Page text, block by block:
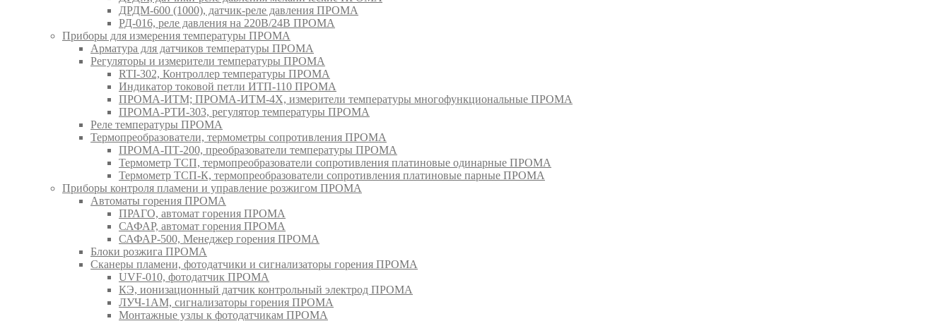
ДРДМ-600 (1000), датчик-реле давления ПРОМА
РД-016, реле давления на 220В/24В ПРОМА
Приборы для измерения температуры ПРОМА
Арматура для датчиков температуры ПРОМА
Регуляторы и измерители температуры ПРОМА
RTI-302, Контроллер температуры ПРОМА
Индикатор токовой петли ИТП-110 ПРОМА
ПРОМА-ИТМ; ПРОМА-ИТМ-4Х, измерители температуры многофункциональные ПРОМА
ПРОМА-РТИ-303, регулятор температуры ПРОМА
Реле температуры ПРОМА
Термопреобразователи, термометры сопротивления ПРОМА
ПРОМА-ПТ-200, преобразователи температуры ПРОМА
Термометр ТСП, термопреобразователи сопротивления платиновые одинарные ПРОМА
Термометр ТСП-К, термопреобразователи сопротивления платиновые парные ПРОМА
Приборы контроля пламени и управление розжигом ПРОМА
Автоматы горения ПРОМА
ПРАГО, автомат горения ПРОМА
САФАР, автомат горения ПРОМА
САФАР-500, Менеджер горения ПРОМА
Блоки розжига ПРОМА
Сканеры пламени, фотодатчики и сигнализаторы горения ПРОМА
UVF-010, фотодатчик ПРОМА
КЭ, ионизационный датчик контрольный электрод ПРОМА
ЛУЧ-1АМ, сигнализаторы горения ПРОМА
Монтажные узлы к фотодатчикам ПРОМА